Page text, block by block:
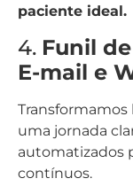
paciente ideal.
4. Funil
E-mail e
Transformamos
uma jornada
automatizados
contínuos.